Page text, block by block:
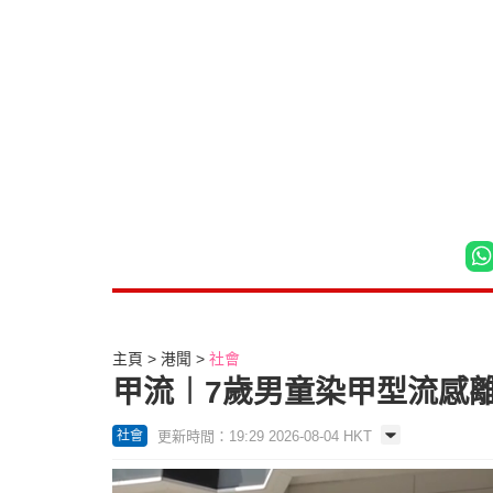
主頁 港聞 社會
甲流︱7歲男童染甲型流感
社會 更新時間：19:29 2026-08-04 HKT